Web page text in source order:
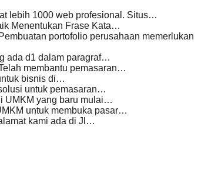
lebih 1000 web profesional. Situs…
Menentukan Frase Kata…
portofolio perusahaan memerlukan
ada d1 dalam paragraf…
membantu pemasaran…
bisnis di…
untuk pemasaran…
UMKM yang baru mulai…
untuk membuka pasar…
kami ada di Jl…